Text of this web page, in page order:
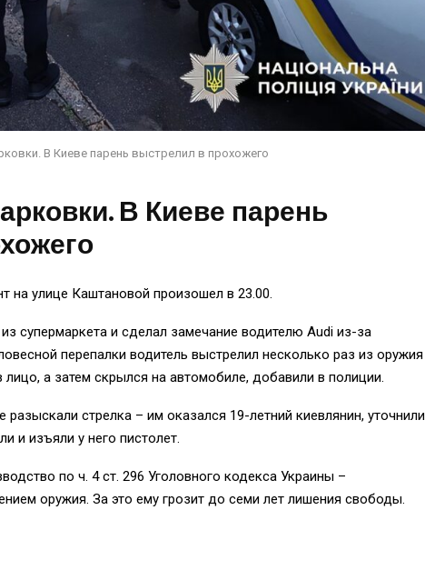
В Киеве парень выстрелил в прохожего
В Киеве парень
на улице Каштановой произошел в 23.00.
супермаркета и сделал замечание водителю Audi из-за
перепалки водитель выстрелил несколько раз из оружия
лицо, а затем скрылся на автомобиле, добавили в полиции.
стрелка – им оказался 19-летний киевлянин, уточнили
и изъяли у него пистолет.
по ч. 4 ст. 296 Уголовного кодекса Украины –
оружия. За это ему грозит до семи лет лишения свободы.